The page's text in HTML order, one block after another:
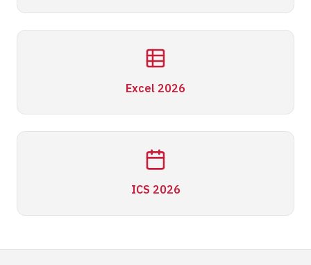
Excel 2026
ICS 2026